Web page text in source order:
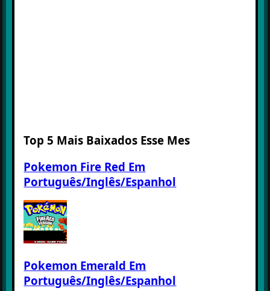
Top 5 Mais Baixados Esse Mes
Pokemon Fire Red Em
Português/Inglês/Espanhol
Pokemon Emerald Em
Português/Inglês/Espanhol